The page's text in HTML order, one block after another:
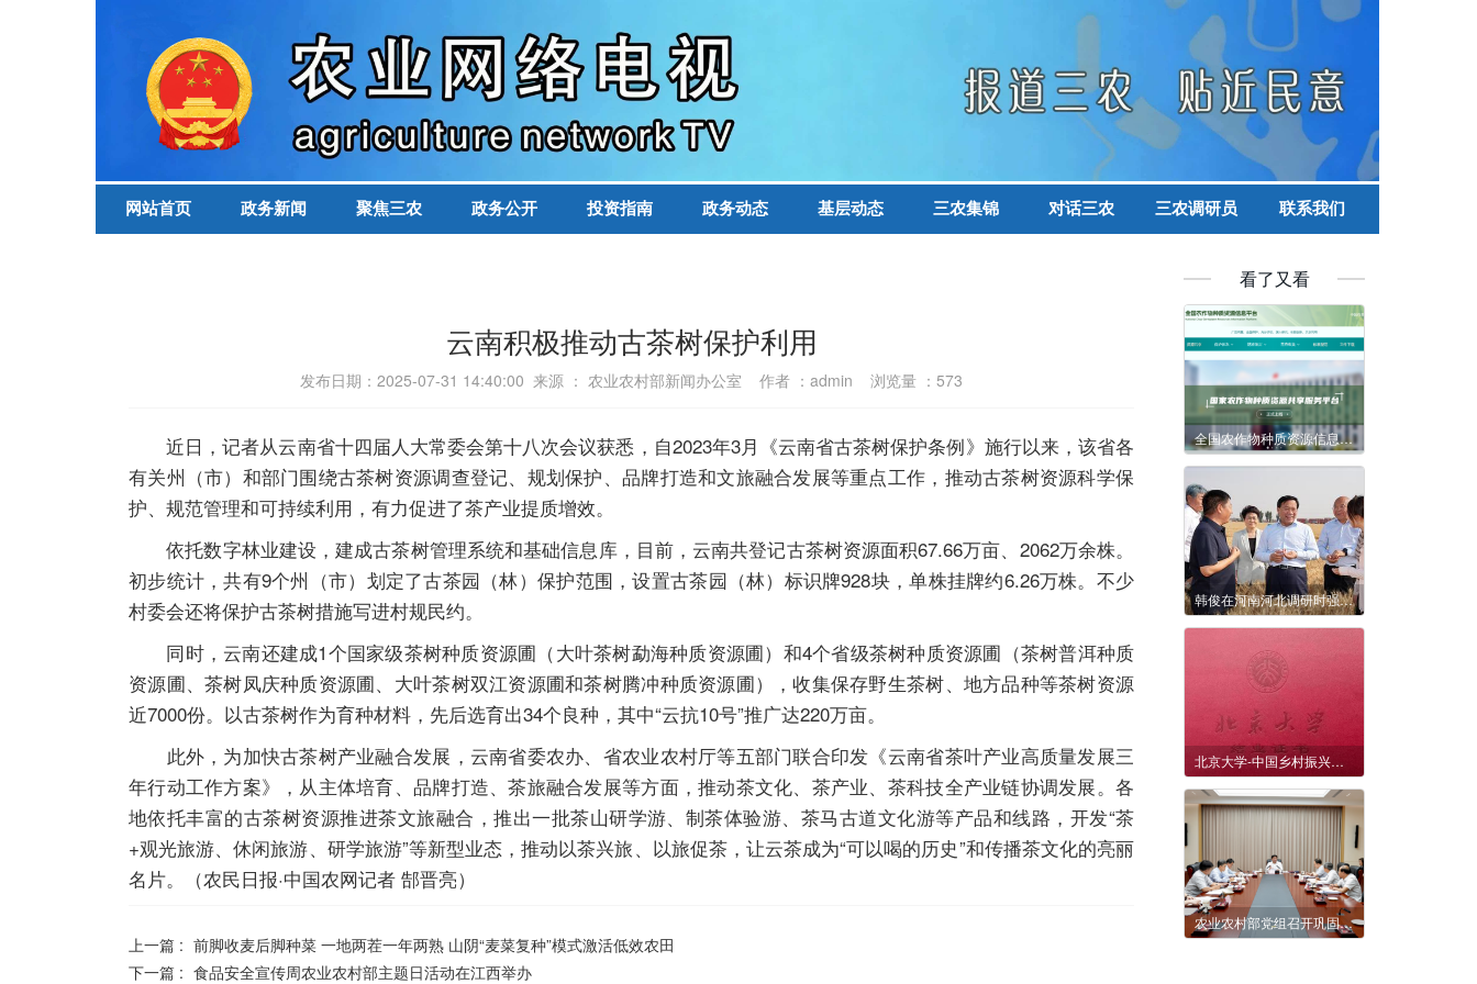
网站首页 政务新闻 聚焦三农 政务公开 投资指南 政务动态 基层动态 三农集锦 对话三农 三农调研员 联系我们
云南积极推动古茶树保护利用
发布日期：2025-07-31 14:40:00 来源 ： 农业农村部新闻办公室 作者 ：admin 浏览量 ： 573
近日，记者从云南省十四届人大常委会第十八次会议获悉，自2023年3月《云南省古茶树保护条例》施行以来，该省各
有关州（市）和部门围绕古茶树资源调查登记、规划保护、品牌打造和文旅融合发展等重点工作，推动古茶树资源科学保
护、规范管理和可持续利用，有力促进了茶产业提质增效。
依托数字林业建设，建成古茶树管理系统和基础信息库，目前，云南共登记古茶树资源面积67.66万亩、2062万余株。
初步统计，共有9个州（市）划定了古茶园（林）保护范围，设置古茶园（林）标识牌928块，单株挂牌约6.26万株。不少
村委会还将保护古茶树措施写进村规民约。
同时，云南还建成1个国家级茶树种质资源圃（大叶茶树勐海种质资源圃）和4个省级茶树种质资源圃（茶树普洱种质
资源圃、茶树凤庆种质资源圃、大叶茶树双江资源圃和茶树腾冲种质资源圃），收集保存野生茶树、地方品种等茶树资源
近7000份。以古茶树作为育种材料，先后选育出34个良种，其中“云抗10号”推广达220万亩。
此外，为加快古茶树产业融合发展，云南省委农办、省农业农村厅等五部门联合印发《云南省茶叶产业高质量发展三
年行动工作方案》，从主体培育、品牌打造、茶旅融合发展等方面，推动茶文化、茶产业、茶科技全产业链协调发展。各
地依托丰富的古茶树资源推进茶文旅融合，推出一批茶山研学游、制茶体验游、茶马古道文化游等产品和线路，开发“茶
+观光旅游、休闲旅游、研学旅游”等新型业态，推动以茶兴旅、以旅促茶，让云茶成为“可以喝的历史”和传播茶文化的亮丽
名片。（农民日报·中国农网记者 郜晋亮）
上一篇 : 前脚收麦后脚种菜 一地两茬一年两熟 山阴“麦菜复种”模式激活低效农田
下一篇 : 食品安全宣传周农业农村部主题日活动在江西举办
看了又看
全国农作物种质资源信息平台上线试运行
韩俊在河南河北调研时强调 扎实推进粮油作物大面积单产提升行动 全力以赴夯实全年粮食丰收基础
北京大学-中国乡村振兴与食药安全领军人才高级研修班即将开班
农业农村部党组召开巩固拓展脱贫攻坚成果工作蹲点调研交流会强调 牢牢守住不发生规模性返贫致贫底线 扎实推进巩固拓展脱贫攻坚成果同乡村振兴有效衔接